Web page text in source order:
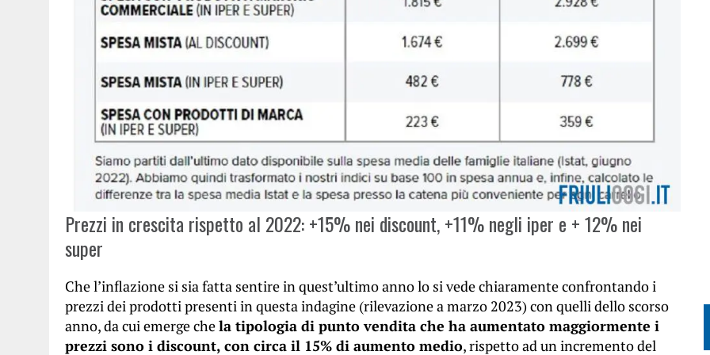
Prezzi in crescita rispetto al 2022: +15% nei discount, +11% negli iper e + 12% nei
super
Che l’inflazione si sia fatta sentire in quest’ultimo anno lo si vede chiaramente confrontando i
prezzi dei prodotti presenti in questa indagine (rilevazione a marzo 2023) con quelli dello scorso
anno, da cui emerge chela tipologia di punto vendita che ha aumentato maggiormente i
prezzi sono i discount, con circa il 15% di aumento medio, rispetto ad un incremento del